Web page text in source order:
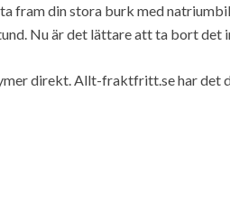
fram din stora burk med
Nu är det lättare att ta bort det
direkt. Allt-fraktfritt.se har det